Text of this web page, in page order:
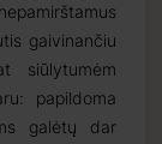
gaivinančiu
siūlytumėm
papildoma
galėtų dar